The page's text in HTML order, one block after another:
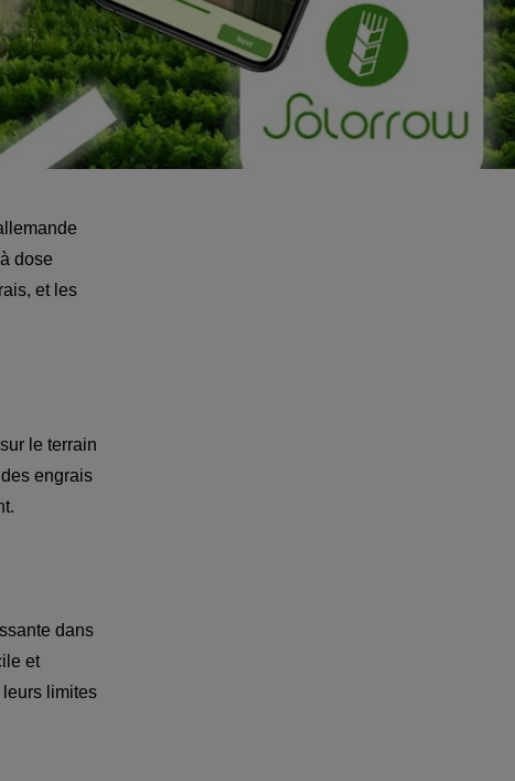
dose
et les
le terrain
engrais
dans
et
leurs limites